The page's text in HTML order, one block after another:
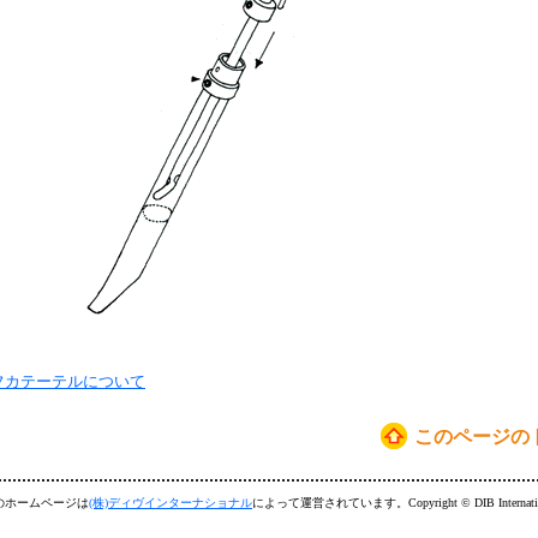
テーテルについて
このページの
ホームページは(株)ディヴインターナショナルによって運営されています。Copyright © DIB